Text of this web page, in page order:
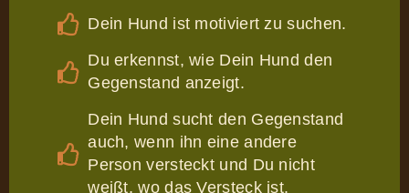
Dein Hund ist motiviert zu suchen.
Du erkennst, wie Dein Hund den
Gegenstand anzeigt.
Dein Hund sucht den Gegenstand
auch, wenn ihn eine andere
Person versteckt und Du nicht
weißt, wo das Versteck ist.